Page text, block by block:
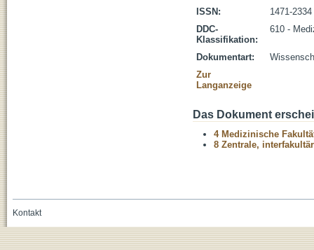
ISSN:
1471-2334
DDC-
Klassifikation:
610 -
Dokumentart:
Zur
Langanzeige
Das Dokument
4 Medizinische
8 Zentrale,
Kontakt